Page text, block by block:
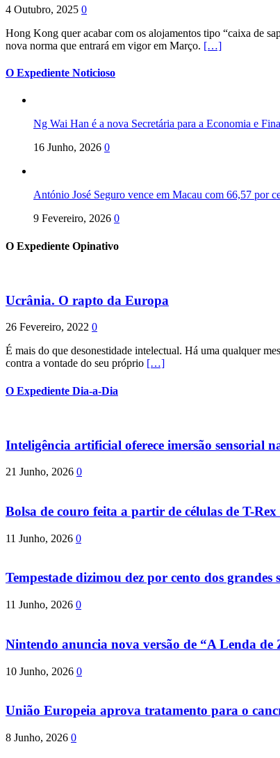
4 Outubro, 2025 0
Hong Kong quer acabar com os alojamentos tipo “caixa de
nova norma que entrará em vigor em Março. […]
O Expediente Noticioso
Ng Wai Han é a nova Secretária para a Economia e
16 Junho, 2026 0
António José Seguro vence em Macau com 66,57 por
9 Fevereiro, 2026 0
O Expediente Opinativo
Ucrânia. O rapto da Europa
26 Fevereiro, 2022 0
É mais do que desonestidade intelectual. Há uma qualquer
contra a vontade do seu próprio […]
O Expediente Dia-a-Dia
Inteligência artificial oferece imersão sensorial
21 Junho, 2026 0
Bolsa de couro feita a partir de células de T-
11 Junho, 2026 0
Tempestade dizimou dez por cento dos
11 Junho, 2026 0
Nintendo anuncia nova versão de “A Lenda de
10 Junho, 2026 0
União Europeia aprova tratamento para o
8 Junho, 2026 0